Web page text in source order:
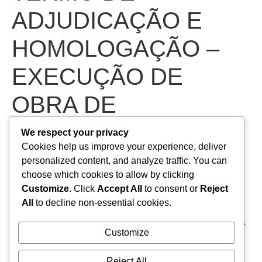
ADJUDICAÇÃO E
HOMOLOGAÇÃO –
EXECUÇÃO DE
OBRA DE
PAVIMENTAÇÃO
ASFÁLTICA NAS
DIVERSAS RUAS NO
MUNICÍPIO DE NOVA
OLINDA/CE –
We respect your privacy
Cookies help us improve your experience, deliver
personalized content, and analyze traffic. You can
choose which cookies to allow by clicking
Customize. Click Accept All to consent or Reject
All
to decline non-essential cookies.
Customize